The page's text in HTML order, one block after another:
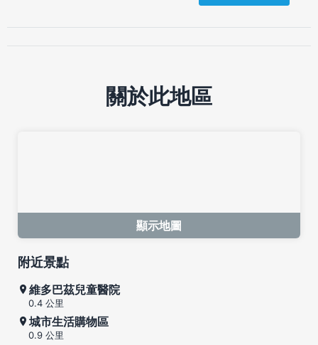
關於此地區
顯示地圖
附近景點
維多巴茲兒童醫院
0.4 公里
城市生活購物區
0.9 公里